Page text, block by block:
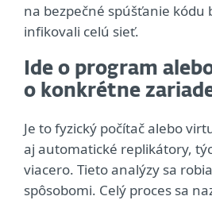
na bezpečné spúšťanie kódu
infikovali celú sieť.
Ide o program
o konkrétne
Je to fyzický počítač alebo
aj automatické replikátory,
viacero. Tieto analýzy sa
spôsobomi. Celý proces sa